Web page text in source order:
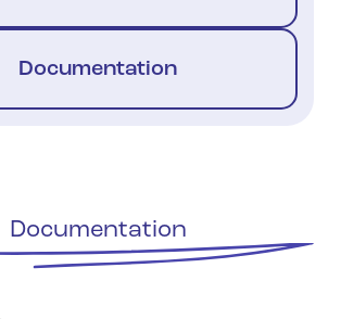
Documentation
Documentation